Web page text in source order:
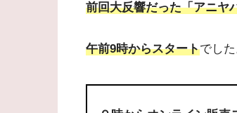
前回大反響だった「アニヤ
午前9時からスタートでした